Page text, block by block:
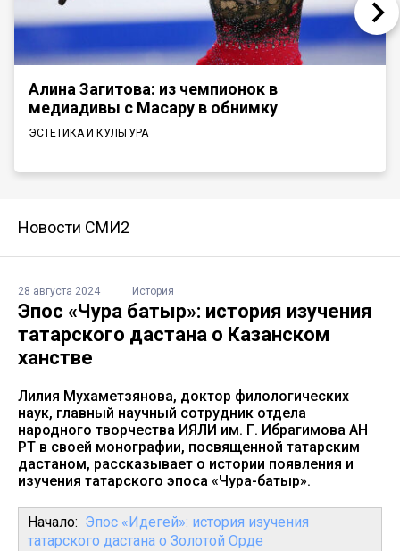
Алина Загитова: из чемпионок в
медиадивы с Масару в обнимку
ЭСТЕТИКА И КУЛЬТУРА
Новости СМИ2
28 августа 2024 История
Эпос «Чура батыр»: история изучения
татарского дастана о Казанском
ханстве
Лилия Мухаметзянова, доктор филологических
наук, главный научный сотрудник отдела
народного творчества ИЯЛИ им. Г. Ибрагимова АН
РТ в своей монографии, посвященной татарским
дастаном, рассказывает о истории появления и
изучения татарского эпоса «Чура-батыр».
Начало: Эпос «Идегей»: история изучения
татарского дастана о Золотой Орде